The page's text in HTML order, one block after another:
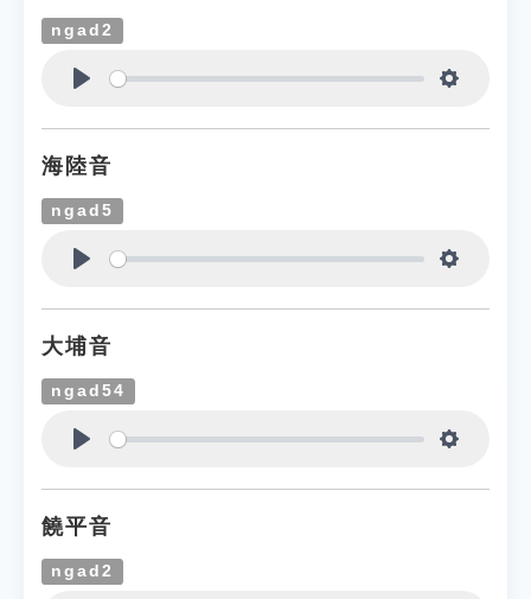
ngad2
海陸音
ngad5
大埔音
ngad54
饒平音
ngad2